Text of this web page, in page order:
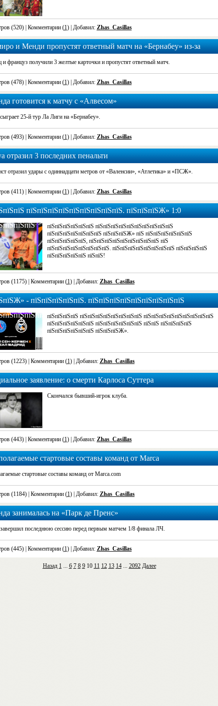
(520) | Комментарии (1) | Добавил: Zhas_Casillas
и Менди пропустят ответный матч на «Бернабеу» из-за
и француз получили 3 желтые карточки и пропустят ответный матч.
(478) | Комментарии (1) | Добавил: Zhas_Casillas
готовится к матчу с «Алвесом»
25-й тур Ла Лиги на «Бернабеу».
(493) | Комментарии (1) | Добавил: Zhas_Casillas
отразил 3 последних пенальти
отразил удары с одиннадцати метров от «Валенсии», «Атлетика» и «ПСЖ».
(411) | Комментарии (1) | Добавил: Zhas_Casillas
пїЅпїЅпїЅпїЅпїЅпїЅпїЅпїЅпїЅ. пїЅпїЅпїЅЖ» 1:0
пїЅпїЅпїЅпїЅпїЅпїЅ пїЅпїЅпїЅпїЅпїЅпїЅпїЅпїЅпїЅпїЅ
пїЅпїЅпїЅпїЅпїЅпїЅпїЅ пїЅпїЅпїЅЖ» пїЅ пїЅпїЅпїЅпїЅпїЅпїЅ
пїЅпїЅпїЅпїЅпїЅ, пїЅпїЅпїЅпїЅпїЅпїЅпїЅпїЅпїЅ пїЅ
пїЅпїЅпїЅпїЅпїЅпїЅпїЅпїЅ. пїЅпїЅпїЅпїЅпїЅпїЅпїЅпїЅ пїЅпїЅпїЅпїЅ
пїЅпїЅпїЅпїЅпїЅ пїЅпїЅ!
(1175) | Комментарии (1) | Добавил: Zhas_Casillas
- пїЅпїЅпїЅпїЅпїЅ. пїЅпїЅпїЅпїЅпїЅпїЅпїЅпїЅпїЅ
пїЅпїЅпїЅпїЅ пїЅпїЅпїЅпїЅпїЅпїЅпїЅпїЅ пїЅпїЅпїЅпїЅпїЅпїЅпїЅпїЅпїЅ
пїЅпїЅпїЅпїЅпїЅпїЅ пїЅпїЅпїЅпїЅпїЅпїЅ пїЅпїЅ пїЅпїЅпїЅпїЅ
пїЅпїЅпїЅпїЅпїЅпїЅ пїЅпїЅпїЅЖ».
(1223) | Комментарии (1) | Добавил: Zhas_Casillas
заявление: о смерти Карлоса Суттера
Скончался бывший-игрок клуба.
(443) | Комментарии (1) | Добавил: Zhas_Casillas
стартовые составы команд от Marca
стартовые составы команд от Marca.com
(1184) | Комментарии (1) | Добавил: Zhas_Casillas
занималась на «Парк де Пренс»
последнюю сессию перед первым матчем 1/8 финала ЛЧ.
(445) | Комментарии (1) | Добавил: Zhas_Casillas
Назад 1 ... 6 7 8 9 10 11 12 13 14 ... 2092 Далее